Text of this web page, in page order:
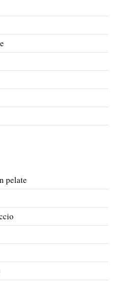
pelate